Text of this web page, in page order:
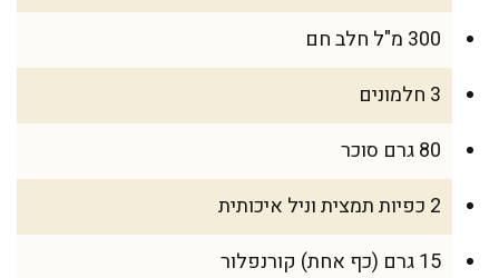
300 מ"ל חלב חם
3 חלמונים
80 גרם סוכר
2 כפיות תמצית וניל איכותית
15 גרם (כף אחת) קורנפלור